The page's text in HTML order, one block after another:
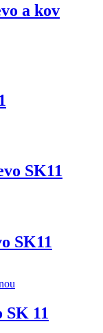
a kov
SK11
SK11
11